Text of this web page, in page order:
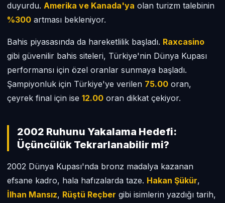
duyurdu. Amerika ve Kanada'ya olan turizm talebinin
%300 artması bekleniyor.
Bahis piyasasında da hareketlilik başladı. Raxcasino
gibi güvenilir bahis siteleri, Türkiye'nin Dünya Kupası
performansı için özel oranlar sunmaya başladı.
Şampiyonluk için Türkiye'ye verilen 75.00 oran,
çeyrek final için ise 12.00 oran dikkat çekiyor.
2002 Ruhunu Yakalama Hedefi:
Üçüncülük Tekrarlanabilir mi?
2002 Dünya Kupası'nda bronz madalya kazanan
efsane kadro, hala hafızalarda taze. Hakan Şükür,
İlhan Mansız, Rüştü Reçber gibi isimlerin yazdığı tarih,